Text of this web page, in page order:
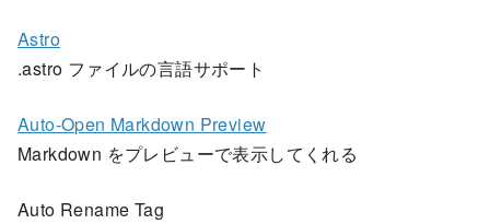
Astro
.astro ファイルの言語サポート
Auto-Open Markdown Preview
Markdown をプレビューで表示してくれる
Auto Rename Tag